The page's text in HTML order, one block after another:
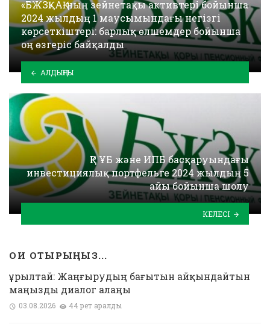
«БЖЗҚ» АҚ-ның зейнетақы активтері бойынша
2024 жылдың 1 маусымындағы негізгі
көрсеткіштері: барлық өлшемдер бойынша
оң өзгеріс байқалды
АЛДЫҢҒЫ
ҚР ҰБ және ИПБ басқаруындағы
инвестициялық портфельге 2024 жылдың 5
айы бойынша шолу
КЕЛЕСІ
ОҚИ ОТЫРЫҢЫЗ...
Құрылтай: Жаңғырудың бағытын айқындайтын
маңызды диалог алаңы
03.08.2026 44 рет қаралды